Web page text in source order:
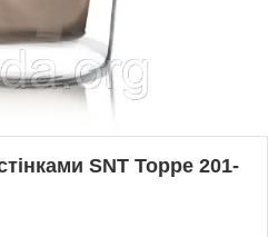
SNT Торре 201-